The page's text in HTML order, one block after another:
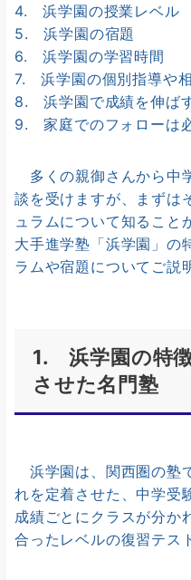
4. 浜学園の授業レベル
5. 浜学園の宿題
6. 浜学園の学習時間
7. 浜学園の個別指導や
8. 浜学園で成績を伸ば
9. 家庭でのフォローは
多くの親御さんから中
談を受けますが、まずは
ュラムについて知ること
大手進学塾「浜学園」の
ラムや宿題についてご説
1. 浜学園の特
させた名門塾
浜学園は、関西圏の塾
れを定着させた、中学受
成績ごとにクラスが分か
合ったレベルの復習テス